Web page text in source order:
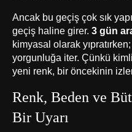
Ancak bu geçiş çok sık
geçiş haline girer. 3 gün
kimyasal olarak
yorgunluğa iter. Çünkü
yeni renk, bir öncekinin
Renk, Beden ve
Bir Uyarı